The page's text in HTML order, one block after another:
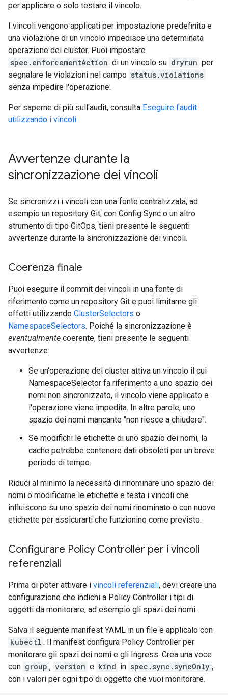
per applicare o solo testare il vincolo.
I vincoli vengono applicati per impostazione predefinita e
una violazione di un vincolo impedisce una determinata
operazione del cluster. Puoi impostare
spec.enforcementAction di un vincolo su dryrun per
segnalare le violazioni nel campo status.violations
senza impedire l'operazione.
Per saperne di più sull'audit, consulta Eseguire l'audit
utilizzando i vincoli.
Avvertenze durante la
sincronizzazione dei vincoli
Se sincronizzi i vincoli con una fonte centralizzata, ad
esempio un repository Git, con Config Sync o un altro
strumento di tipo GitOps, tieni presente le seguenti
avvertenze durante la sincronizzazione dei vincoli.
Coerenza finale
Puoi eseguire il commit dei vincoli in una fonte di
riferimento come un repository Git e puoi limitarne gli
effetti utilizzando ClusterSelectors o
NamespaceSelectors. Poiché la sincronizzazione è
eventualmente coerente, tieni presente le seguenti
avvertenze:
Se un'operazione del cluster attiva un vincolo il cui
NamespaceSelector fa riferimento a uno spazio dei
nomi non sincronizzato, il vincolo viene applicato e
l'operazione viene impedita. In altre parole, uno
spazio dei nomi mancante "non riesce a chiudere".
Se modifichi le etichette di uno spazio dei nomi, la
cache potrebbe contenere dati obsoleti per un breve
periodo di tempo.
Riduci al minimo la necessità di rinominare uno spazio dei
nomi o modificarne le etichette e testa i vincoli che
influiscono su uno spazio dei nomi rinominato o con nuove
etichette per assicurarti che funzionino come previsto.
Configurare Policy Controller per i vincoli
referenziali
Prima di poter attivare i vincoli referenziali, devi creare una
configurazione che indichi a Policy Controller i tipi di
oggetti da monitorare, ad esempio gli spazi dei nomi.
Salva il seguente manifest YAML in un file e applicalo con
kubectl . Il manifest configura Policy Controller per
monitorare gli spazi dei nomi e gli Ingress. Crea una voce
con group , version e kind in spec.sync.syncOnly ,
con i valori per ogni tipo di oggetto che vuoi monitorare.